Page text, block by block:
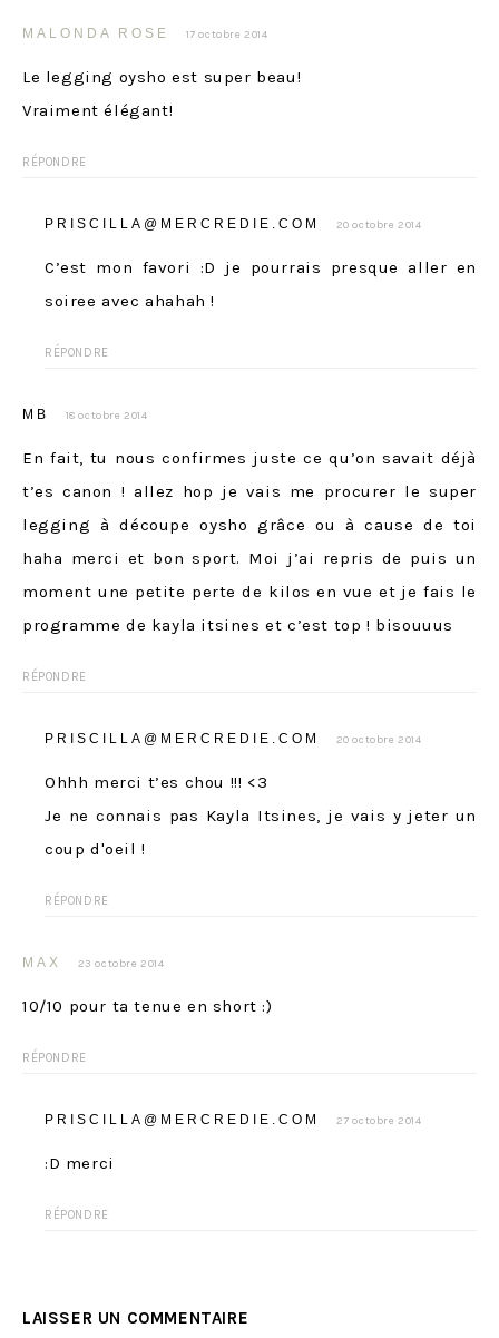
MALONDA ROSE 17 octobre 2014
Le legging oysho est super beau!
Vraiment élégant!
RÉPONDRE
PRISCILLA@MERCREDIE.COM 20 octobre 2014
C’est mon favori :D je pourrais presque aller en
soiree avec ahahah !
RÉPONDRE
MB 18 octobre 2014
En fait, tu nous confirmes juste ce qu’on savait déjà
t’es canon ! allez hop je vais me procurer le super
legging à découpe oysho grâce ou à cause de toi
haha merci et bon sport. Moi j’ai repris de puis un
moment une petite perte de kilos en vue et je fais le
programme de kayla itsines et c’est top ! bisouuus
RÉPONDRE
PRISCILLA@MERCREDIE.COM 20 octobre 2014
Ohhh merci t’es chou !!! <3
Je ne connais pas Kayla Itsines, je vais y jeter un
coup d'oeil !
RÉPONDRE
MAX 23 octobre 2014
10/10 pour ta tenue en short :)
RÉPONDRE
PRISCILLA@MERCREDIE.COM 27 octobre 2014
:D merci
RÉPONDRE
LAISSER UN COMMENTAIRE